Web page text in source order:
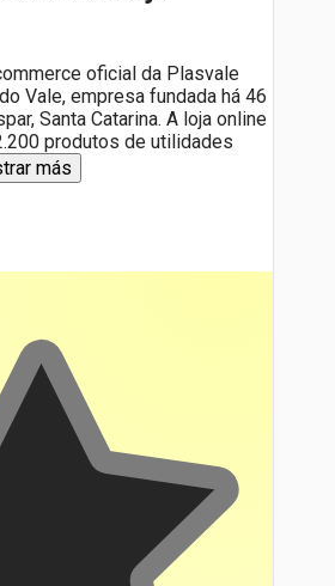
oficial da Plasvale
Vale, empresa fundada há 46
Santa Catarina. A loja online
produtos de utilidades
más